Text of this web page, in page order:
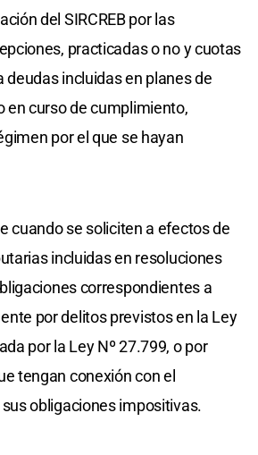
del SIRCREB por las
practicadas o no y cuotas
deudas incluidas en planes de
en curso de cumplimiento,
por el que se hayan
cuando se soliciten a efectos de
incluidas en resoluciones
correspondientes a
por delitos previstos en la Ley
por la Ley Nº 27.799, o por
tengan conexión con el
obligaciones impositivas.